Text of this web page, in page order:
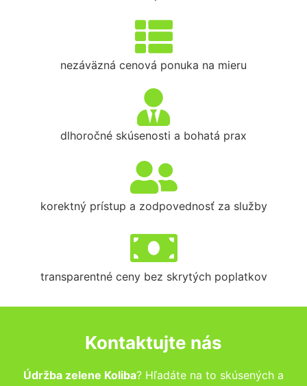
nezáväzná cenová ponuka na mieru
dlhoročné skúsenosti a bohatá prax
korektný prístup a zodpovednosť za služby
transparentné ceny bez skrytých poplatkov
Kontaktujte nás
Údržba zelene Koliba? Hľadáte na to skúsených a